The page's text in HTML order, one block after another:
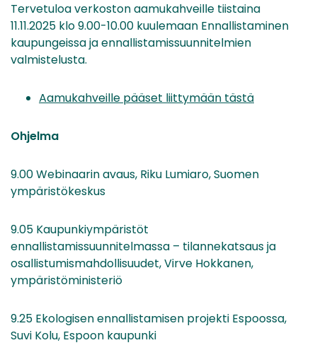
Tervetuloa verkoston aamukahveille tiistaina
11.11.2025 klo 9.00-10.00 kuulemaan Ennallistaminen
kaupungeissa ja ennallistamissuunnitelmien
valmistelusta.
Aamukahveille pääset liittymään tästä
Ohjelma
9.00 Webinaarin avaus, Riku Lumiaro, Suomen
ympäristökeskus
9.05 Kaupunkiympäristöt
ennallistamissuunnitelmassa – tilannekatsaus ja
osallistumismahdollisuudet, Virve Hokkanen,
ympäristöministeriö
9.25 Ekologisen ennallistamisen projekti Espoossa,
Suvi Kolu, Espoon kaupunki